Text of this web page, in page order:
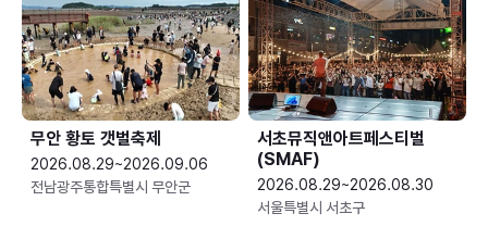
무안 황토 갯벌축제
2026.08.29~2026.09.06
전남광주통합특별시 무안군
서초뮤직앤아트페스티벌
(SMAF)
2026.08.29~2026.08.30
서울특별시 서초구